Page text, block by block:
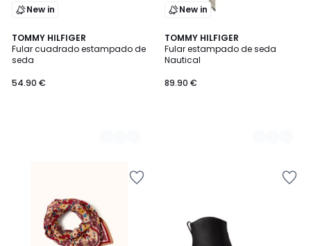
New in
TOMMY HILFIGER
Fular cuadrado estampado de
seda
54.90 €
2
Colores
New in
TOMMY HILFIGER
Fular estampado de seda
Nautical
89.90 €
2
Colores